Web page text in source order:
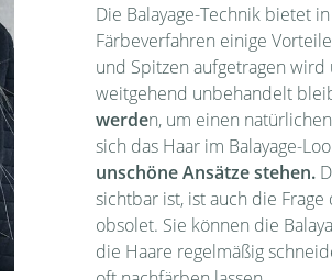
Die Balayage-Technik bietet
Färbeverfahren einige
und Spitzen aufgetragen
weitgehend unbehandelt
werden, um einen
sich das Haar im Balayage-
unschöne Ansätze stehen.
sichtbar ist, ist auch die Frage
obsolet. Sie können die
die Haare regelmäßig